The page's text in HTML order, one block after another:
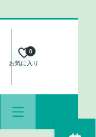
お気に入り
0